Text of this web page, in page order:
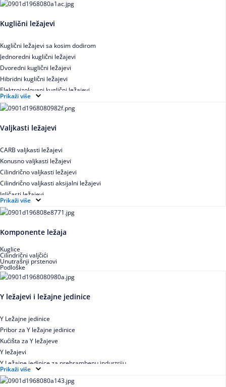
Kuglični ležajevi
Kuglični ležajevi sa kosim dodirom
Jednoredni kuglični ležajevi
Dvoredni kuglični ležajevi
Hibridni kuglični ležajevi
Elektroizolovani kuglični ležajevi
Samopodesivi kuglični ležajevi
Aksijalni kuglični ležajevi
Kuglični ležajevi od nerđajućeg čelika
Prikaži više
Valjkasti ležajevi
CARB valjkasti ležajevi
Konusno valjkasti ležajevi
Cilindrično valjkasti ležajevi
Cilindrično valjkasti aksijalni ležajevi
Igličasti ležajevi
Igličasti aksijalni ležajevi
Buričasti ležajevi
Buričasti zaptiveni ležajevi
Buričasti aksijalni ležajevi
Prikaži više
Komponente ležaja
Kuglice
Cilindrični valjčići
Unutrašnji prstenovi
Podloške
Y ležajevi i ležajne jedinice
Y Ležajne jedinice
Pribor za Y ležajne jedinice
Kućišta za Y ležajeve
Y ležajevi
Y Ležajne jedinice za prehrambenu industriju
Ležajne jedinice sa valjkastim ležajevima
Prikaži više